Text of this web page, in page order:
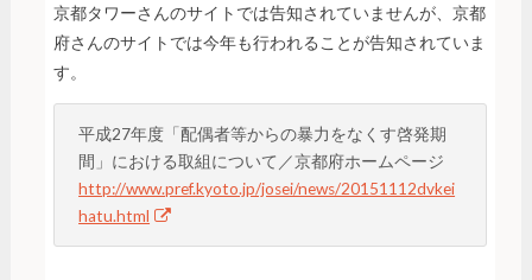
京都タワーさんのサイトでは告知されていませんが、京都
府さんのサイトでは今年も行われることが告知されていま
す。
平成27年度「配偶者等からの暴力をなくす啓発期
間」における取組について／京都府ホームページ
http://www.pref.kyoto.jp/josei/news/20151112dvkei
hatu.html